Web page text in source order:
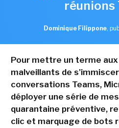
réunions
Dominique Filippone,
Pour mettre un terme
malveillants de
conversations Teams,
déployer une série de
quarantaine préventive,
clic et marquage de bots